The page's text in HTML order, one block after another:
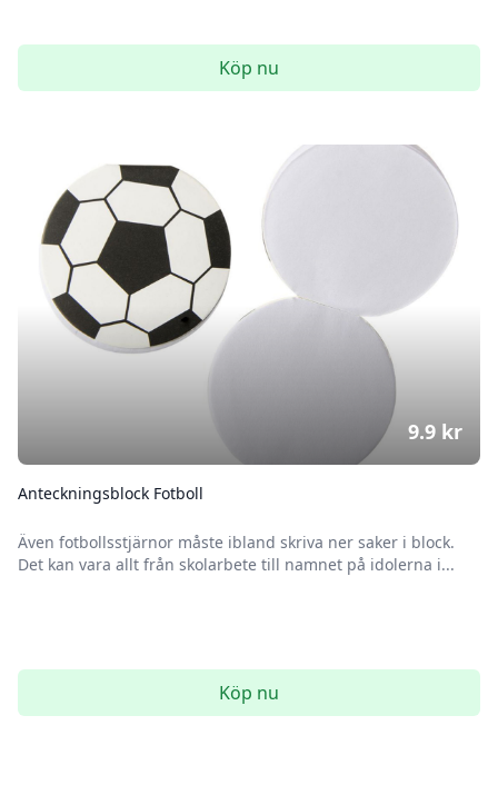
Köp nu
Anteckningsblock Fotboll
Även fotbollsstjärnor måste ibland skriva ner saker i block.
Det kan vara allt från skolarbete till namnet på idolerna i...
9.9 kr
Köp nu